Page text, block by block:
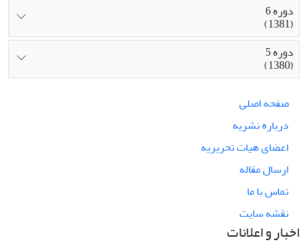
دوره 6
(1381)
دوره 5
(1380)
صفحه اصلی
درباره نشریه
اعضای هیات تحریریه
ارسال مقاله
تماس با ما
نقشه سایت
اخبار و اعلانات